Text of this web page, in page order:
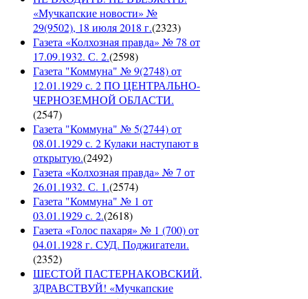
«Мучкапские новости» №
29(9502), 18 июля 2018 г.(2323)
Газета «Колхозная правда» № 78 от
17.09.1932. С. 2.(2598)
Газета "Коммуна" № 9(2748) от
12.01.1929 с. 2 ПО ЦЕНТРАЛЬНО-
ЧЕРНОЗЕМНОЙ ОБЛАСТИ.
(2547)
Газета "Коммуна" № 5(2744) от
08.01.1929 с. 2 Кулаки наступают в
открытую.(2492)
Газета «Колхозная правда» № 7 от
26.01.1932. С. 1.(2574)
Газета "Коммуна" № 1 от
03.01.1929 с. 2.(2618)
Газета «Голос пахаря» № 1 (700) от
04.01.1928 г. СУД. Поджигатели.
(2352)
ШЕСТОЙ ПАСТЕРНАКОВСКИЙ,
ЗДРАВСТВУЙ! «Мучкапские